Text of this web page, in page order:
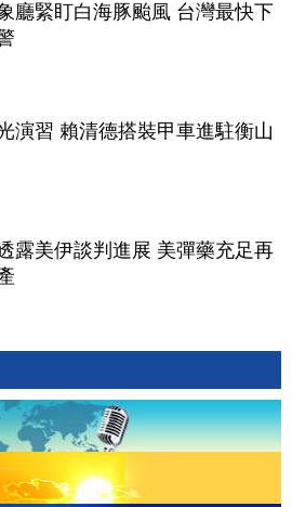
廳緊盯白海豚颱風 台灣最快下
演習 賴清德搭裝甲車進駐衡山
露美伊談判進展 美彈藥充足再